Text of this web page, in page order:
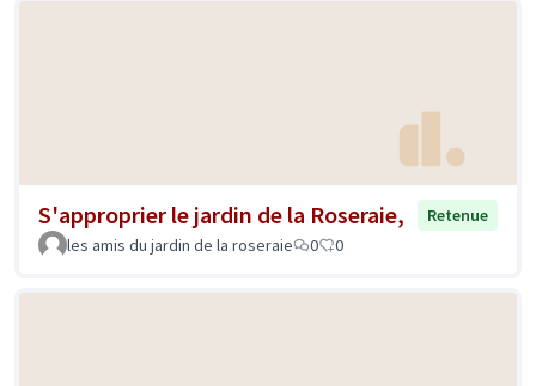
S'approprier le jardin de la Roseraie,
Retenue
les amis du jardin de la roseraie
0 0